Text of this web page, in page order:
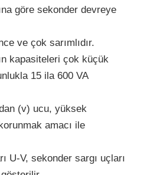
göre sekonder devreye
ve çok sarımlıdır.
kapasiteleri çok küçük
15 ila 600 VA
(v) ucu, yüksek
amacı ile
U-V, sekonder sargı uçları